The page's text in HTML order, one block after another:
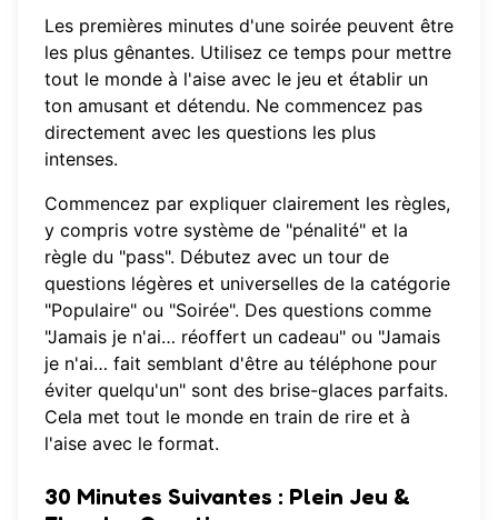
Les premières minutes d'une soirée peuvent être
les plus gênantes. Utilisez ce temps pour mettre
tout le monde à l'aise avec le jeu et établir un
ton amusant et détendu. Ne commencez pas
directement avec les questions les plus
intenses.
Commencez par expliquer clairement les règles,
y compris votre système de "pénalité" et la
règle du "pass". Débutez avec un tour de
questions légères et universelles de la catégorie
"Populaire" ou "Soirée". Des questions comme
"Jamais je n'ai… réoffert un cadeau" ou "Jamais
je n'ai… fait semblant d'être au téléphone pour
éviter quelqu'un" sont des brise-glaces parfaits.
Cela met tout le monde en train de rire et à
l'aise avec le format.
30 Minutes Suivantes : Plein Jeu &